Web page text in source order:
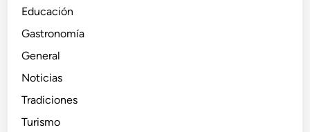
Educación
Gastronomía
General
Noticias
Tradiciones
Turismo